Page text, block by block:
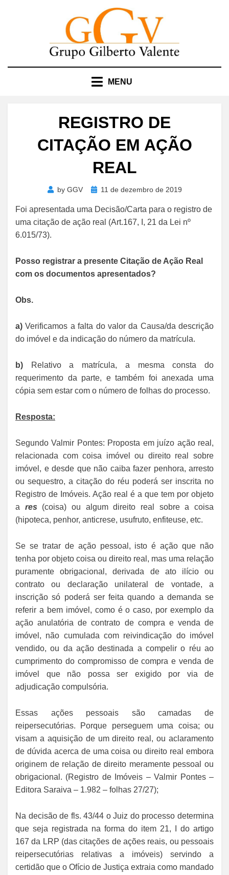
MENU
REGISTRO DE
CITAÇÃO EM AÇÃO
REAL
by GGV
Posted11 de dezembro de 2019
Foi apresentada uma Decisão/Carta para o registro de
uma citação de ação real (Art.167, I, 21 da Lei nº
6.015/73).
Posso registrar a presente Citação de Ação Real
com os documentos apresentados?
Obs.
a)Verificamos a falta do valor da Causa/da descrição
do imóvel e da indicação do número da matrícula.
b) Relativo a matrícula, a mesma consta do
requerimento da parte, e também foi anexada uma
cópia sem estar com o número de folhas do processo.
Resposta:
Segundo Valmir Pontes: Proposta em juízo ação real,
relacionada com coisa imóvel ou direito real sobre
imóvel, e desde que não caiba fazer penhora, arresto
ou sequestro, a citação do réu poderá ser inscrita no
Registro de Imóveis. Ação real é a que tem por objeto
a res
(coisa) ou algum direito real sobre a coisa
(hipoteca, penhor, anticrese, usufruto, enfiteuse, etc.
Se se tratar de ação pessoal, isto é ação que não
tenha por objeto coisa ou direito real, mas uma relação
puramente obrigacional, derivada de ato ilício ou
contrato ou declaração unilateral de vontade, a
inscrição só poderá ser feita quando a demanda se
referir a bem imóvel, como é o caso, por exemplo da
ação anulatória de contrato de compra e venda de
imóvel, não cumulada com reivindicação do imóvel
vendido, ou da ação destinada a compelir o réu ao
cumprimento do compromisso de compra e venda de
imóvel que não possa ser exigido por via de
adjudicação compulsória.
Essas ações pessoais são camadas de
reipersecutórias. Porque perseguem uma coisa; ou
visam a aquisição de um direito real, ou aclaramento
de dúvida acerca de uma coisa ou direito real embora
originem de relação de direito meramente pessoal ou
obrigacional. (Registro de Imóveis – Valmir Pontes –
Editora Saraiva – 1.982 – folhas 27/27);
Na decisão de fls. 43/44 o Juiz do processo determina
que seja registrada na forma do item 21, I do artigo
167 da LRP (das citações de ações reais, ou pessoais
reipersecutórias relativas a imóveis) servindo a
certidão que o Ofício de Justiça extraia como mandado